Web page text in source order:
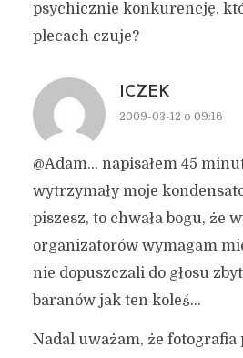
psychicznie konkurencję,
plecach czuje?
ICZEK
2009-03-12 o 09:16
@Adam… napisałem 45
wytrzymały moje
piszesz, to chwała bogu, że
organizatorów wymagam
nie dopuszczali do głosu
baranów jak ten koleś…
Nadal uważam, że fotografia